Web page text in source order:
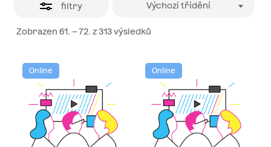
filtry
Zobrazen 61. – 72. z 313 výsledků
Výchozí třídění
Online Online